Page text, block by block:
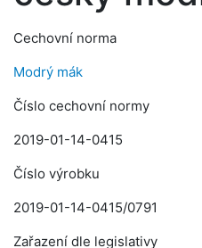
Cechovní norma
Modrý mák
Číslo cechovní normy
2019-01-14-0415
Číslo výrobku
2019-01-14-0415/0791
Zařazení dle legislativy